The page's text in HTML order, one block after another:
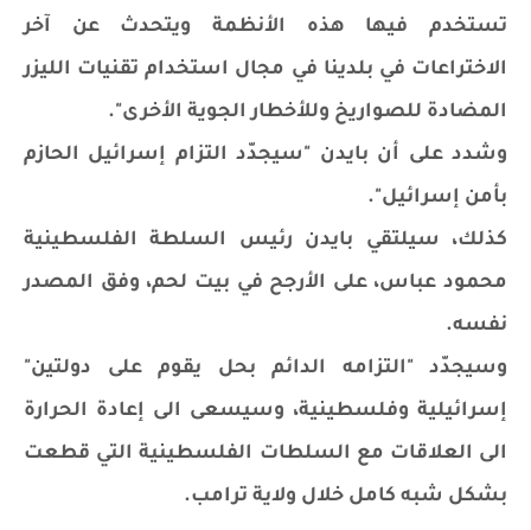
تستخدم فيها هذه الأنظمة ويتحدث عن آخر
الاختراعات في بلدينا في مجال استخدام تقنيات الليزر
المضادة للصواريخ وللأخطار الجوية الأخرى".
وشدد على أن بايدن "سيجدّد التزام إسرائيل الحازم
بأمن إسرائيل".
كذلك، سيلتقي بايدن رئيس السلطة الفلسطينية
محمود عباس، على الأرجح في بيت لحم، وفق المصدر
نفسه.
وسيجدّد "التزامه الدائم بحل يقوم على دولتين"
إسرائيلية وفلسطينية، وسيسعى الى إعادة الحرارة
الى العلاقات مع السلطات الفلسطينية التي قطعت
بشكل شبه كامل خلال ولاية ترامب.